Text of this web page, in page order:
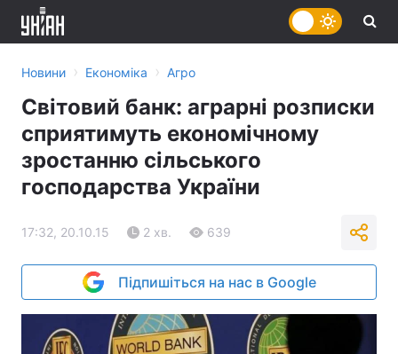
Новини › Економіка › Агро
Світовий банк: аграрні розписки
сприятимуть економічному
зростанню сільського
господарства України
17:32, 20.10.15 2 хв. 639
Підпишіться на нас в Google